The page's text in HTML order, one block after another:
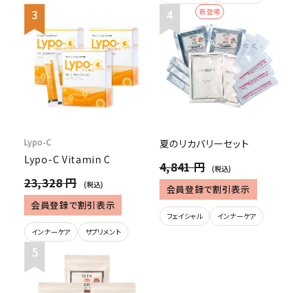
Lypo-C
Lypo-C Vitamin C
23,328 円 (税込)
会員登録で割引表示
インナーケア サプリメント
新登場
夏のリカバリーセット
4,841 円 (税込)
会員登録で割引表示
フェイシャル インナーケア